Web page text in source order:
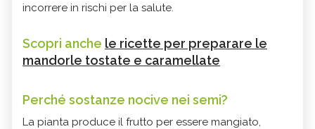
incorrere in rischi per la salute.
Scopri anche le ricette per preparare le
mandorle tostate e caramellate
Perché sostanze nocive nei semi?
La pianta produce il frutto per essere mangiato,